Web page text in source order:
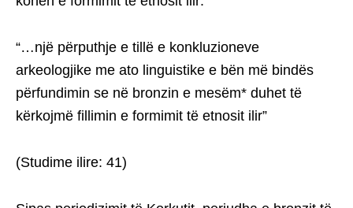
“…një përputhje e tillë e konkluzioneve
arkeologjike me ato linguistike e bën më bindës
përfundimin se në bronzin e mesëm* duhet të
kërkojmë fillimin e formimit të etnosit ilir”
(Studime ilire: 41)